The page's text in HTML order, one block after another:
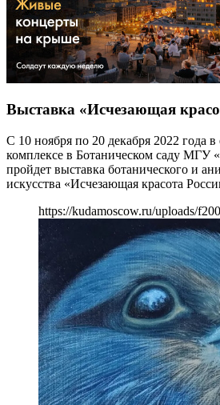
Выставка «Исчезающая
С 10 ноября по 20 декабря 2022 года
комплексе в Ботаническом саду МГУ
пройдет выставка ботанического и
искусства «Исчезающая красота
https://kudamoscow.ru/uploads/